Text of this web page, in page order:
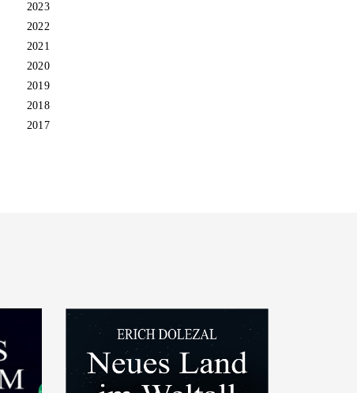
2023
2022
2021
2020
2019
2018
2017